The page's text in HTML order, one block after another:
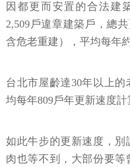
因都更而安置的合法建
2,509戶違章建築戶，總
含危老重建），平均每年
台北市屋齡達30年以上
均每年809戶年更新速度計
如此牛步的更新速度，
肉也等不到，大部份要